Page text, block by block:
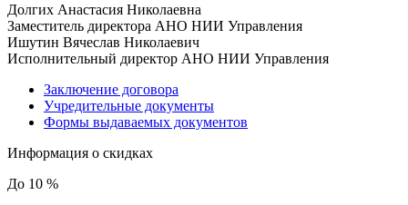
Долгих Анастасия Николаевна
Заместитель директора АНО НИИ Управления
Ишутин Вячеслав Николаевич
Исполнительный директор АНО НИИ Управления
Заключение договора
Учредительные документы
Формы выдаваемых документов
Информация о скидках
До 10 %